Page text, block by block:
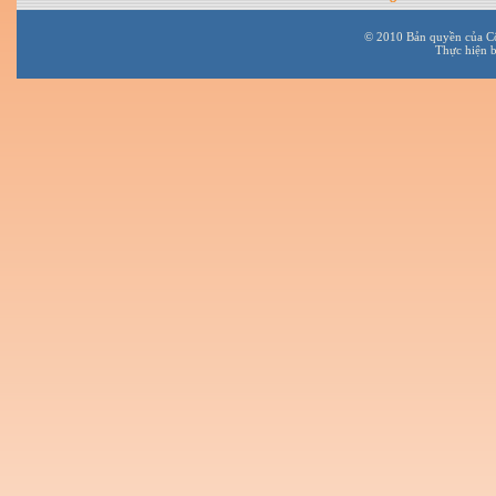
© 2010 Bản quyền của
Thực hiện